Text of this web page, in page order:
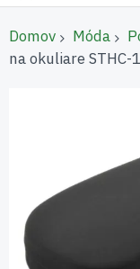
Domov Móda
na okuliare STHC-